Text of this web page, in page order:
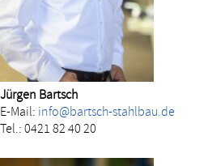
Jürgen Bartsch
E-Mail: info@bartsch-stahlbau.de
Tel.: 0421 82 40 20